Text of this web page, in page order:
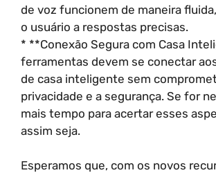
de voz funcionem de maneira
o usuário a respostas precisas.
* **Conexão Segura com Casa
ferramentas devem se conectar
de casa inteligente sem
privacidade e a segurança. Se for
mais tempo para acertar esses
assim seja.
Esperamos que, com os novos